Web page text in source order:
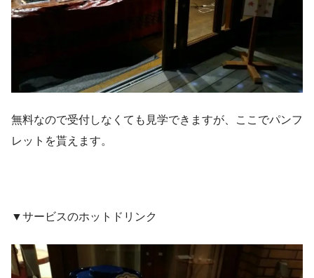
無料なので受付しなくても見学できますが、ここでパンフ
レットを貰えます。
▼サービスのホットドリンク